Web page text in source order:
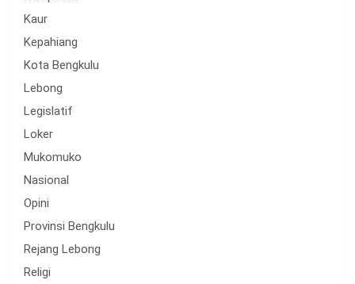
Kaur
Kepahiang
Kota Bengkulu
Lebong
Legislatif
Loker
Mukomuko
Nasional
Opini
Provinsi Bengkulu
Rejang Lebong
Religi